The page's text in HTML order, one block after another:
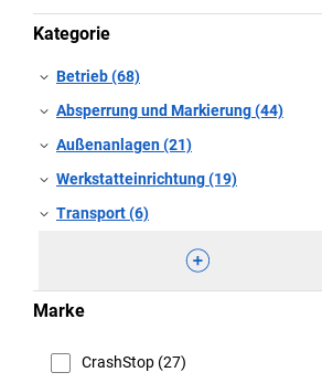
Kategorie
Betrieb (68)
Absperrung und Markierung (44)
Außenanlagen (21)
Werkstatteinrichtung (19)
Transport (6)
Marke
CrashStop (27)